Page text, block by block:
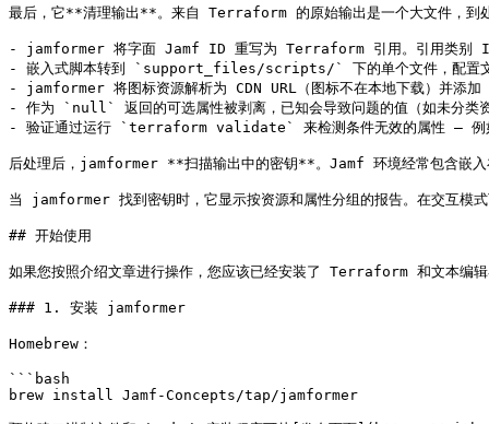
最后，它**清理输出**。来自 Terraform 的原始输出是一个大文件，到
- jamformer 将字面 Jamf ID 重写为 Terraform 引用。引用类
- 嵌入式脚本转到 `support_files/scripts/` 下的单个文件，配置
- jamformer 将图标资源解析为 CDN URL（图标不在本地下载）
- 作为 `null` 返回的可选属性被剥离，已知会导致问题的值（如
- 验证通过运行 `terraform validate` 来检测条件无效的属性 — 例如
后处理后，jamformer **扫描输出中的密钥**。Jamf 环境经常包
当 jamformer 找到密钥时，它显示按资源和属性分组的报告。在交
## 开始使用
如果您按照介绍文章进行操作，您应该已经安装了 Terraform 和文本编辑
### 1. 安装 jamformer
Homebrew：
```bash
brew install Jamf-Concepts/tap/jamformer